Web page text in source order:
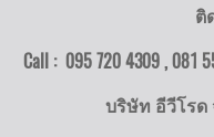
ติ
Call : 095 720 4309 , 081
บริษัท อีวีโรด